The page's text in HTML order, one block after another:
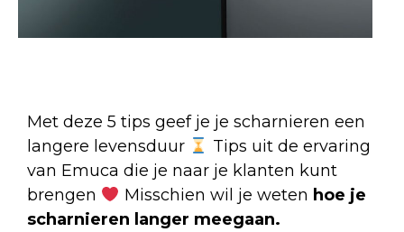
Met deze 5 tips geef je je scharnieren een
langere levensduur
Tips uit de ervaring
van Emuca die je naar je klanten kunt
brengen
Misschien wil je weten hoe je
scharnieren langer meegaan.